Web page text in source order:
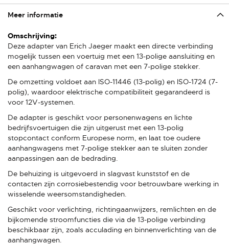
Meer informatie
Meer
informatie
Deze adapter van Erich Jaeger maakt een directe verbinding
mogelijk tussen een voertuig met een 13-polige aansluiting en
een aanhangwagen of caravan met een 7-polige stekker.
De omzetting voldoet aan ISO-11446 (13-polig) en ISO-1724 (7-
polig), waardoor elektrische compatibiliteit gegarandeerd is
voor 12V-systemen.
De adapter is geschikt voor personenwagens en lichte
bedrijfsvoertuigen die zijn uitgerust met een 13-polig
stopcontact conform Europese norm, en laat toe oudere
aanhangwagens met 7-polige stekker aan te sluiten zonder
aanpassingen aan de bedrading.
De behuizing is uitgevoerd in slagvast kunststof en de
contacten zijn corrosiebestendig voor betrouwbare werking in
wisselende weersomstandigheden.
Geschikt voor verlichting, richtingaanwijzers, remlichten en de
bijkomende stroomfuncties die via de 13-polige verbinding
beschikbaar zijn, zoals acculading en binnenverlichting van de
aanhangwagen.